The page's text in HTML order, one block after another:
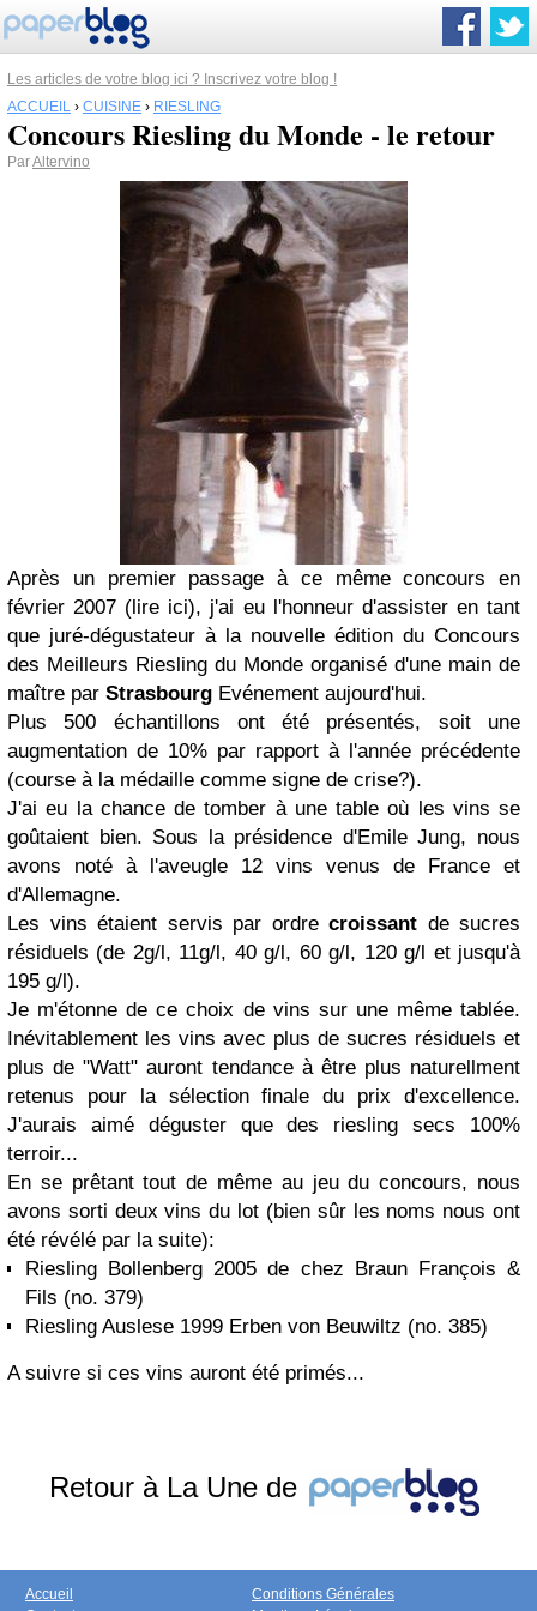
Les articles de votre blog ici ? Inscrivez votre blog !
ACCUEIL › CUISINE › RIESLING
Concours Riesling du Monde - le retour
ParAltervino
Après un premier passage à ce même concours en
février 2007 (lire ici), j'ai eu l'honneur d'assister en tant
que juré-dégustateur à la nouvelle édition du Concours
des Meilleurs Riesling du Monde organisé d'une main de
maître par Strasbourg Evénement aujourd'hui.
Plus 500 échantillons ont été présentés, soit une
augmentation de 10% par rapport à l'année précédente
(course à la médaille comme signe de crise?).
J'ai eu la chance de tomber à une table où les vins se
goûtaient bien. Sous la présidence d'Emile Jung, nous
avons noté à l'aveugle 12 vins venus de France et
d'Allemagne.
Les vins étaient servis par ordre croissant de sucres
résiduels (de 2g/l, 11g/l, 40 g/l, 60 g/l, 120 g/l et jusqu'à
195 g/l).
Je m'étonne de ce choix de vins sur une même tablée.
Inévitablement les vins avec plus de sucres résiduels et
plus de "Watt" auront tendance à être plus naturellment
retenus pour la sélection finale du prix d'excellence.
J'aurais aimé déguster que des riesling secs 100%
terroir...
En se prêtant tout de même au jeu du concours, nous
avons sorti deux vins du lot (bien sûr les noms nous ont
été révélé par la suite):
Riesling Bollenberg 2005 de chez Braun François &
Fils (no. 379)
Riesling Auslese 1999 Erben von Beuwiltz (no. 385)
A suivre si ces vins auront été primés...
Retour à La Une de
Accueil
Conditions Générales